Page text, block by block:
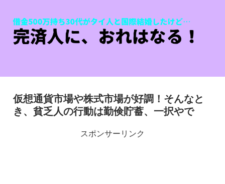
仮想通貨市場や株式市場が好調！そんなと
き、貧乏人の行動は勤倹貯蓄、一択やで
スポンサーリンク